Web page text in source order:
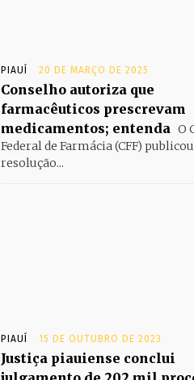
PIAUÍ 20 DE MARÇO DE 2025
Conselho autoriza que
farmacêuticos prescrevam
medicamentos; entenda O
Federal de Farmácia (CFF)
resolução...
PIAUÍ 15 DE OUTUBRO DE 2023
Justiça piauiense conclui